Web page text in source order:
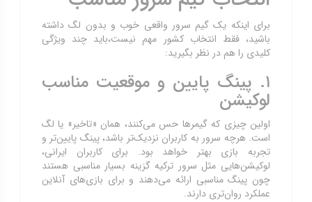
برای اینکه یک گیم سرور واقعی خوب و بدون لگ داشته
باشید، فقط انتخاب کشور مهم نیست،باید چند ویژگی
کلیدی را هم در نظر بگیرید:
۱. پینگ پایین و موقعیت مناسب
لوکیشن
اولین چیزی که گیمرها حس می‌کنند، همان «تاخیر» یا لگ
است. هرچه سرور به کاربران نزدیک‌تر باشد، پینگ پایین‌تر و
تجربه بازی بهتر خواهد بود. برای کاربران ایرانی،
لوکیشن‌هایی مثل سرور ترکیه گزینه بسیار مناسبی هستند
چون پینگ مناسبی ارائه می‌دهند و برای بازی‌های آنلاین
عملکرد روان‌تری دارند.